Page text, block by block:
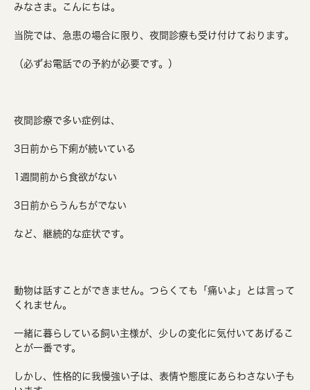
みなさま。こんにちは。
当院では、急患の場合に限り、夜間診療も受け付けております。
（必ずお電話での予約が必要です。）
夜間診療で多い症例は、
3日前から下痢が続いている
1週間前から食欲がない
3日前からうんちがでない
など、継続的な症状です。
動物は話すことができません。つらくても「痛いよ」とは言って
くれません。
一緒に暮らしている飼い主様が、少しの変化に気付いてあげるこ
とが一番です。
しかし、性格的に我慢強い子は、表情や態度にあらわさない子も